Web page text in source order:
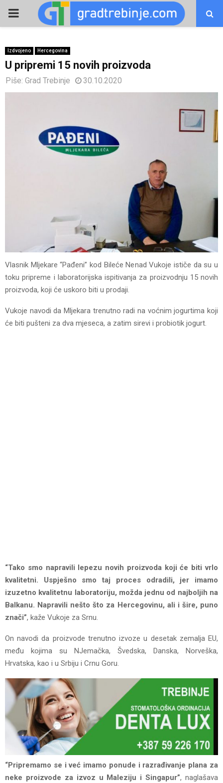
PRIMARY
Izdvojeno Hercegovina
U pripremi 15 novih proizvoda
Piše: Grad Trebinje 30.10.2020
Vlasnik Mljekare “Pađeni” kod Bileće Nenad Vukoje ističe da su u
toku pripreme i laboratorijska ispitivanja za proizvodnju 15 novih
proizvoda, koji će uskoro biti u prodaji.
Vukoje navodi da Mljekara trenutno radi na voćnim jogurtima koji
će biti pušteni za dva mjeseca, a zatim sirevi i probiotik jogurt.
“Tako smo napravili lepezu novih proizvoda koji će biti vrlo
kvalitetni. Uspješno smo taj proces odradili, jer imamo
izuzetno kvalitetnu laboratoriju, možda jednu od najboljih na
Balkanu. Napravili nešto što za Hercegovinu, ali i šire, puno
znači”, kaže Vukoje za Srnu.
On navodi da proizvode trenutno izvoze u desetak zemalja EU,
među kojima su NJemačka, Švedska, Danska, Norveška,
Hrvatska, kao i u Srbiju i Crnu Goru.
“Pripremamo se i već imamo ponude i razrađivanje plana za
neke proizvode za izvoz u Maleziju i Singapur”, naglašava